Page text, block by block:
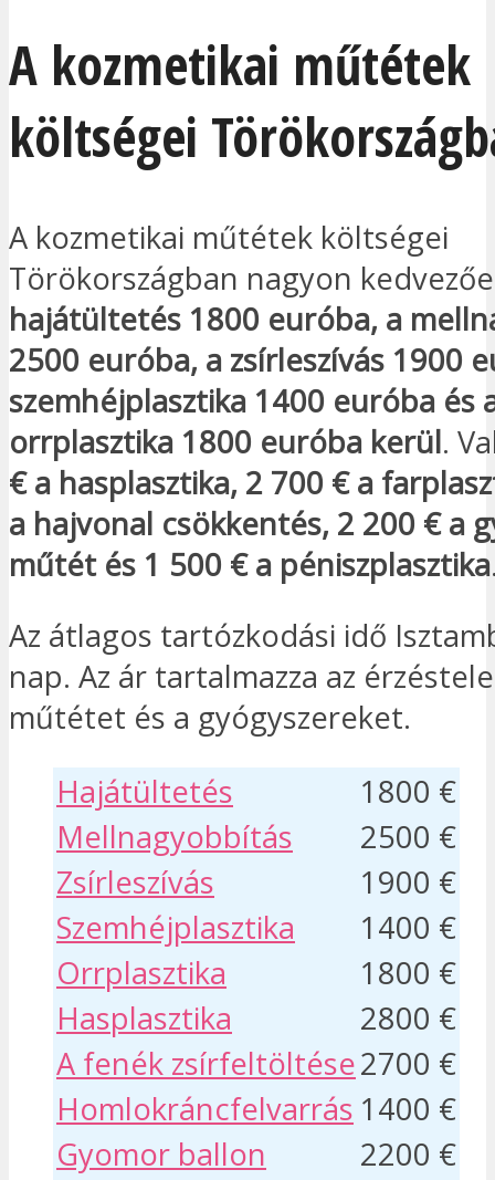
A kozmetikai műtétek
költségei
A kozmetikai műtétek költségei
Törökországban nagyon
hajátültetés 1800 euróba, a
2500 euróba, a zsírleszívás 1900
szemhéjplasztika 1400 euróba és
orrplasztika 1800 euróba kerül.
€ a hasplasztika, 2 700 € a
a hajvonal csökkentés, 2 200 € a
műtét és 1 500 € a péniszplasztika
Az átlagos tartózkodási idő
nap. Az ár tartalmazza az
műtétet és a gyógyszereket.
Hajátültetés
1800 €
Mellnagyobbítás
2500 €
Zsírleszívás
1900 €
Szemhéjplasztika
1400 €
Orrplasztika
1800 €
Hasplasztika
2800 €
A fenék zsírfeltöltése2700 €
Homlokráncfelvarrás 1400 €
Gyomor ballon
2200 €